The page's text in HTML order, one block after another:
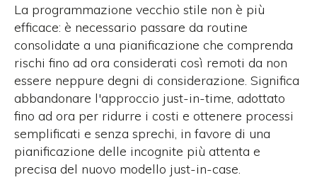
La programmazione vecchio stile non è più
efficace: è necessario passare da routine
consolidate a una pianificazione che comprenda
rischi fino ad ora considerati così remoti da non
essere neppure degni di considerazione. Significa
abbandonare l'approccio just-in-time, adottato
fino ad ora per ridurre i costi e ottenere processi
semplificati e senza sprechi, in favore di una
pianificazione delle incognite più attenta e
precisa del nuovo modello just-in-case.